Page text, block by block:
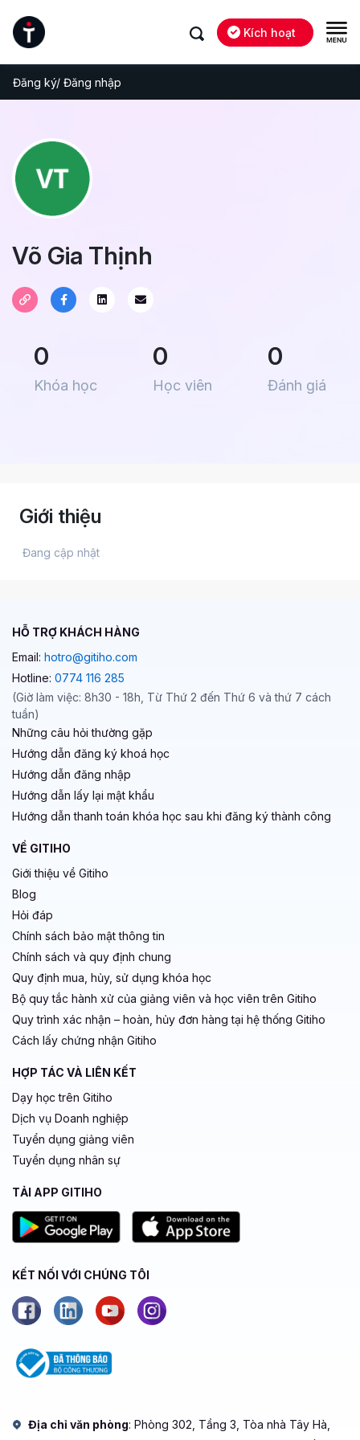
Kích hoạt
Đăng ký/ Đăng nhập
Võ Gia Thịnh
0
Khóa học
0
Học viên
0
Đánh giá
Giới thiệu
Đang cập nhật
HỖ TRỢ KHÁCH HÀNG
Email: hotro@gitiho.com
Hotline: 0774 116 285
(Giờ làm việc: 8h30 - 18h, Từ Thứ 2 đến Thứ 6 và thứ 7 cách
tuần)
Những câu hỏi thường gặp
Hướng dẫn đăng ký khoá học
Hướng dẫn đăng nhập
Hướng dẫn lấy lại mật khẩu
Hướng dẫn thanh toán khóa học sau khi đăng ký thành công
VỀ GITIHO
Giới thiệu về Gitiho
Blog
Hỏi đáp
Chính sách bảo mật thông tin
Chính sách và quy định chung
Quy định mua, hủy, sử dụng khóa học
Bộ quy tắc hành xử của giảng viên và học viên trên Gitiho
Quy trình xác nhận – hoàn, hủy đơn hàng tại hệ thống Gitiho
Cách lấy chứng nhận Gitiho
HỢP TÁC VÀ LIÊN KẾT
Dạy học trên Gitiho
Dịch vụ Doanh nghiệp
Tuyển dụng giảng viên
Tuyển dụng nhân sự
TẢI APP GITIHO
KẾT NỐI VỚI CHÚNG TÔI
Địa chỉ văn phòng: Phòng 302, Tầng 3, Tòa nhà Tây Hà,